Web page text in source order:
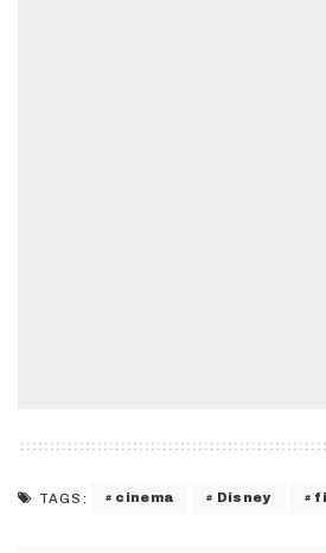
TAGS: cinema Disney